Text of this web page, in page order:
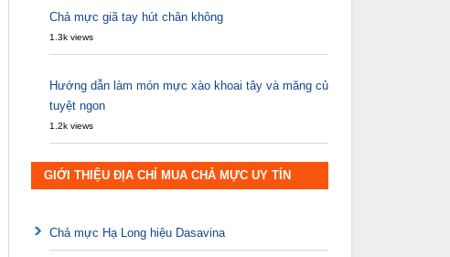
Chả mực giã tay hút chân không
1.3k views
Hướng dẫn làm món mực xào khoai tây và măng củ
tuyệt ngon
1.2k views
GIỚI THIỆU ĐỊA CHỈ MUA CHẢ MỰC UY TÍN
Chả mực Hạ Long hiệu Dasavina